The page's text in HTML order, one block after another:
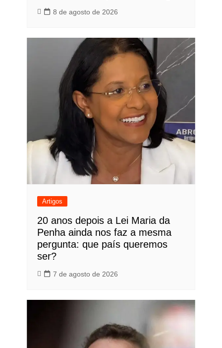
8 de agosto de 2026
Artigos
20 anos depois a Lei Maria da
Penha ainda nos faz a mesma
pergunta: que país queremos
ser?
7 de agosto de 2026